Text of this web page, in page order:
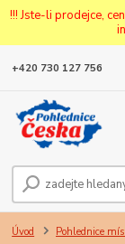
!!! Jste-li prodejce,
+420 730 127 756
Úvod Pohlednice